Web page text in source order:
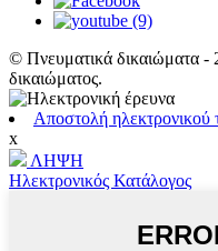
© Πνευματικά δικαιώματα -
δικαιώματος.
Αποστολή ηλεκτρονικού
x
ΛΗΨΗ
Ηλεκτρονικός Κατάλογος